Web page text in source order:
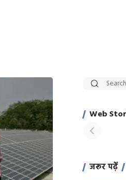
Web
साहिल
जरूर पढ़ें